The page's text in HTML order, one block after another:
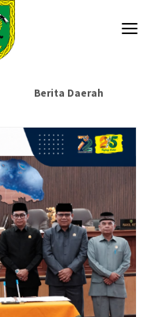
Berita Daerah